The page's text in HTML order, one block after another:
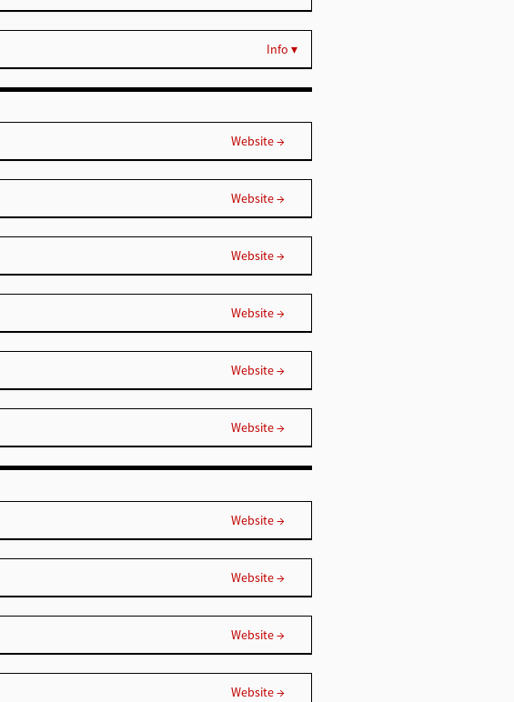
Info ▾
Website →
Website →
Website →
Website →
Website →
Website →
Website →
Website →
Website →
Website →